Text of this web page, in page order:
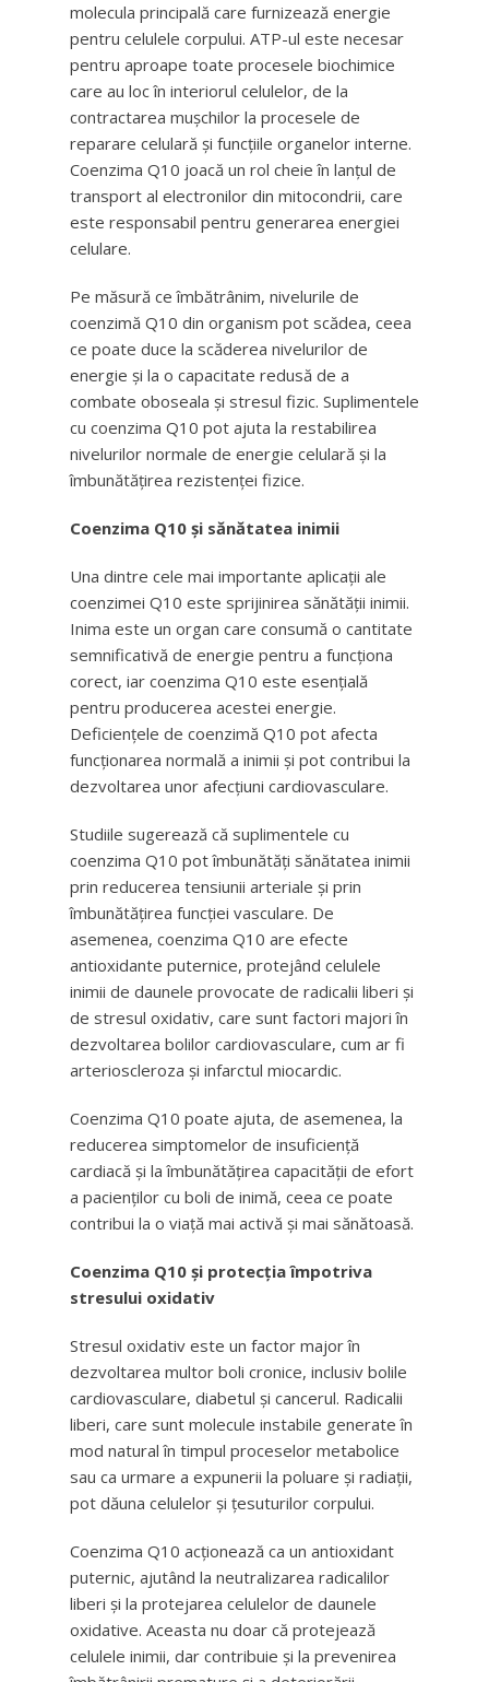
molecula principală care furnizează energie
pentru celulele corpului. ATP-ul este necesar
pentru aproape toate procesele biochimice
care au loc în interiorul celulelor, de la
contractarea mușchilor la procesele de
reparare celulară și funcțiile organelor interne.
Coenzima Q10 joacă un rol cheie în lanțul de
transport al electronilor din mitocondrii, care
este responsabil pentru generarea energiei
celulare.
Pe măsură ce îmbătrânim, nivelurile de
coenzimă Q10 din organism pot scădea, ceea
ce poate duce la scăderea nivelurilor de
energie și la o capacitate redusă de a
combate oboseala și stresul fizic. Suplimentele
cu coenzima Q10 pot ajuta la restabilirea
nivelurilor normale de energie celulară și la
îmbunătățirea rezistenței fizice.
Coenzima Q10 și sănătatea inimii
Una dintre cele mai importante aplicații ale
coenzimei Q10 este sprijinirea sănătății inimii.
Inima este un organ care consumă o cantitate
semnificativă de energie pentru a funcționa
corect, iar coenzima Q10 este esențială
pentru producerea acestei energie.
Deficiențele de coenzimă Q10 pot afecta
funcționarea normală a inimii și pot contribui la
dezvoltarea unor afecțiuni cardiovasculare.
Studiile sugerează că suplimentele cu
coenzima Q10 pot îmbunătăți sănătatea inimii
prin reducerea tensiunii arteriale și prin
îmbunătățirea funcției vasculare. De
asemenea, coenzima Q10 are efecte
antioxidante puternice, protejând celulele
inimii de daunele provocate de radicalii liberi și
de stresul oxidativ, care sunt factori majori în
dezvoltarea bolilor cardiovasculare, cum ar fi
arterioscleroza și infarctul miocardic.
Coenzima Q10 poate ajuta, de asemenea, la
reducerea simptomelor de insuficiență
cardiacă și la îmbunătățirea capacității de efort
a pacienților cu boli de inimă, ceea ce poate
contribui la o viață mai activă și mai sănătoasă.
Coenzima Q10 și protecția împotriva
stresului oxidativ
Stresul oxidativ este un factor major în
dezvoltarea multor boli cronice, inclusiv bolile
cardiovasculare, diabetul și cancerul. Radicalii
liberi, care sunt molecule instabile generate în
mod natural în timpul proceselor metabolice
sau ca urmare a expunerii la poluare și radiații,
pot dăuna celulelor și țesuturilor corpului.
Coenzima Q10 acționează ca un antioxidant
puternic, ajutând la neutralizarea radicalilor
liberi și la protejarea celulelor de daunele
oxidative. Aceasta nu doar că protejează
celulele inimii, dar contribuie și la prevenirea